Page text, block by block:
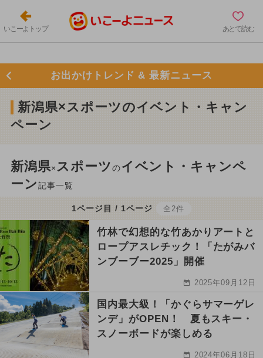
いこーよトップ あとで読む
お出かけトレンド & 最新ニュース
新潟県×スポーツのイベント・キャン
ペーン
新潟県×スポーツのイベント・キャンペ
ーン記事一覧
1ページ目 / 1ページ 全2件
竹林で幻想的な竹あかりアートと
ロープアスレチック！「たがみバ
ンブーブー2025」開催
2025年09月12日
国内最大級！「かぐらサマーゲレ
ンデ」がOPEN！ 夏もスキー・
スノーボードが楽しめる
2024年06月18日